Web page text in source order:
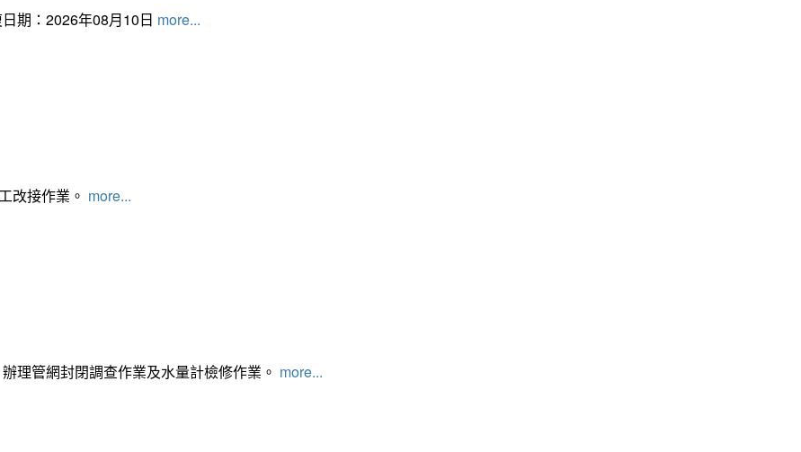
期：2026年08月10日 more...
改接作業。 more...
理管網封閉調查作業及水量計檢修作業。 more...